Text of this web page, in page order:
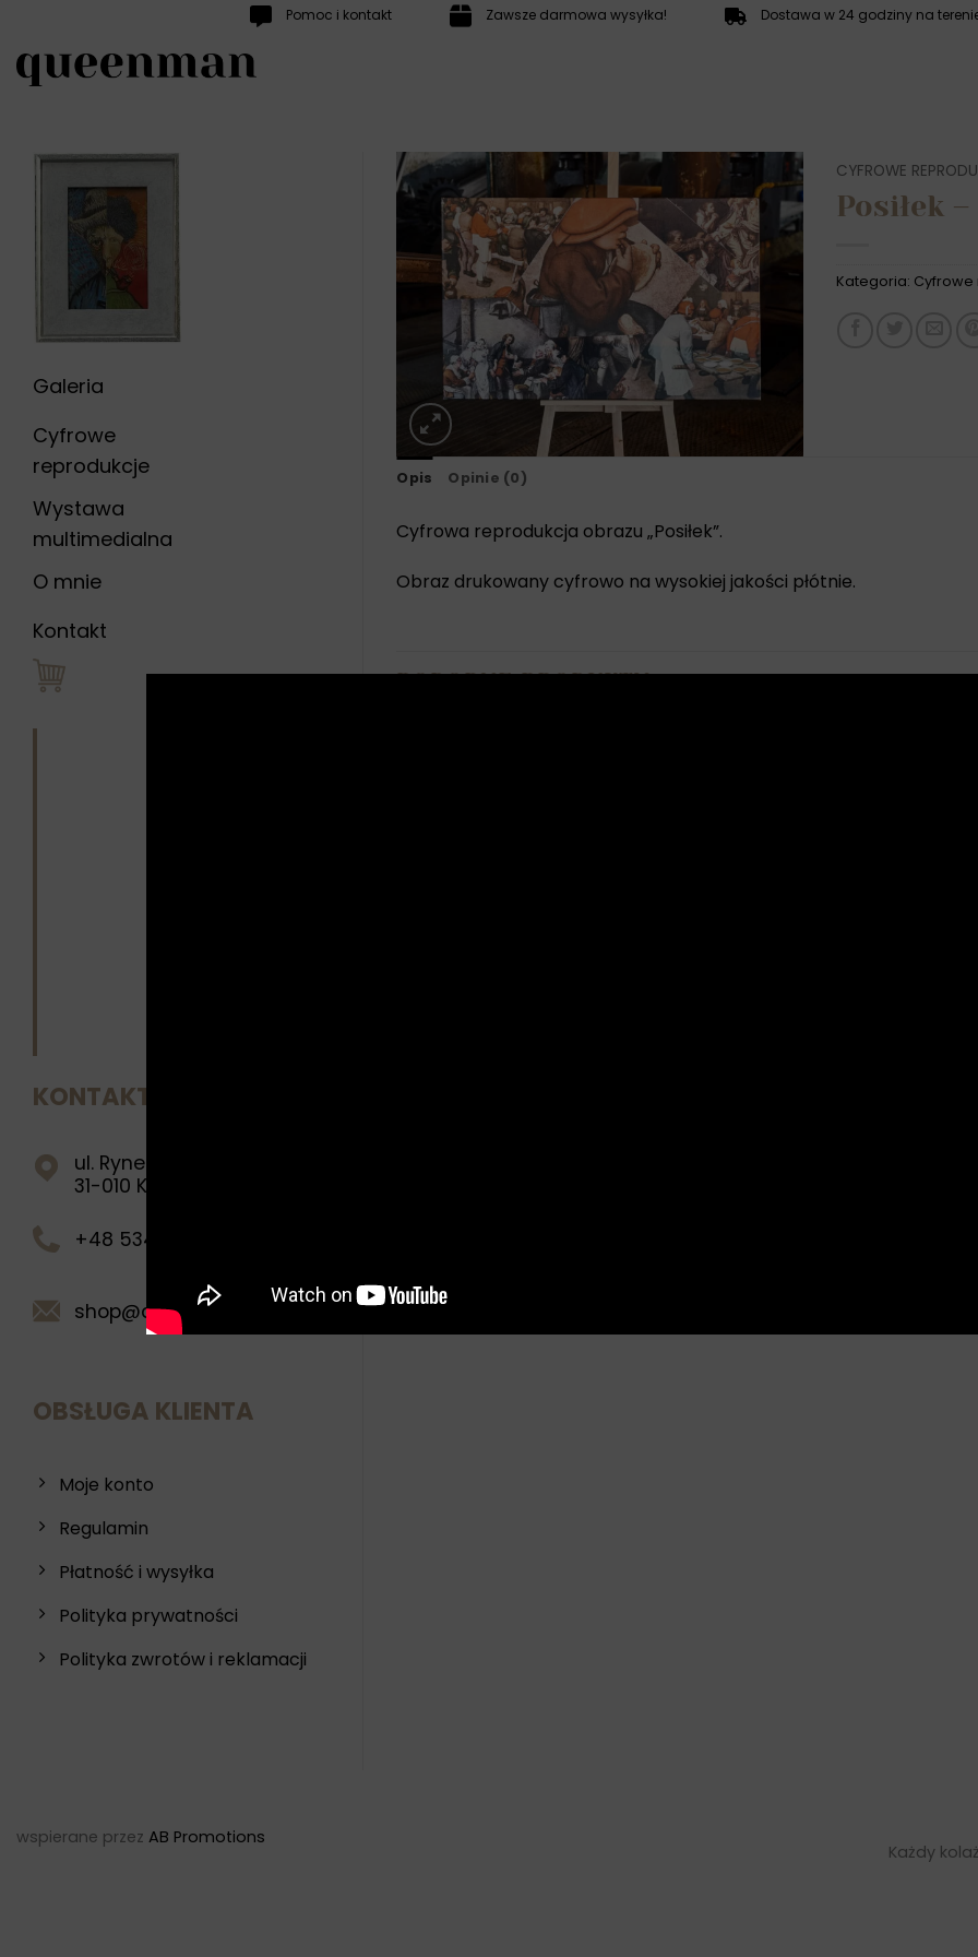
zawartości
Pomoc i kontakt Zawsze darmowa wysyłka! Dostawa w 24 godziny na
Galeria
Cyfrowe
reprodukcje
Wystawa
multimedialna
O mnie
Kontakt
KONTAKT
ul. Rynek Główny 28
31-010 Kraków
+48 534 269 222
shop@queenman.pl
OBSŁUGA KLIENTA
Moje konto
Regulamin
Płatność i wysyłka
Polityka prywatności
Polityka zwrotów i reklamacji
CYFROWE
Posiłek
Kategoria:
Opis Opinie (0)
Cyfrowa reprodukcja obrazu „Posiłek”.
Obraz drukowany cyfrowo na wysokiej jakości płótnie.
PODOBNE PRODUKTY
Każdy
wspierane przez AB Promotions